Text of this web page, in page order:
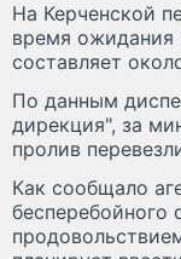
На Керченской
время ожидания
составляет
По данным
дирекция", за
пролив
Как сообщало
бесперебойного